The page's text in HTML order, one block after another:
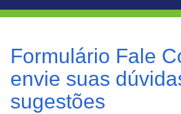
Formulário Fale
envie suas
sugestões